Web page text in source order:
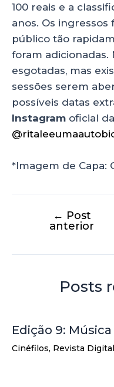
100 reais e a
anos. Os
público tão
foram adicionadas.
esgotadas, mas
sessões serem
possíveis datas
Instagram oficial
*Imagem de Capa:
← Post
anterior
Posts
Edição 9: Música
Cinéfilos, Revista Digital